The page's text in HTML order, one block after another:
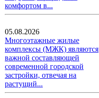
комфортом в...
05.08.2026
Многоэтажные жилые
комплексы (МЖК) являются
важной составляющей
современной городской
застройки, отвечая на
растущий...